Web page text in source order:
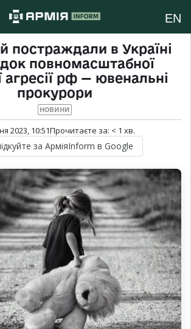
EN
постраждали в Україні
повномасштабної
агресії рф — ювенальні
прокурори
НОВИНИ
2023, 10:51Прочитаєте за: < 1 хв.
за АрміяInform в Google